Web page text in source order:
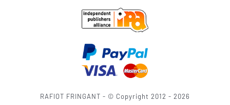
RAFIOT FRINGANT - © Copyright 2012 - 2026